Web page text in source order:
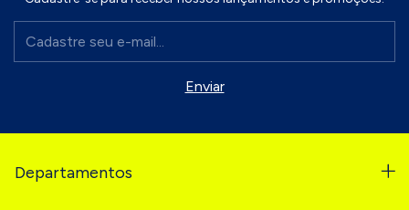
Departamentos